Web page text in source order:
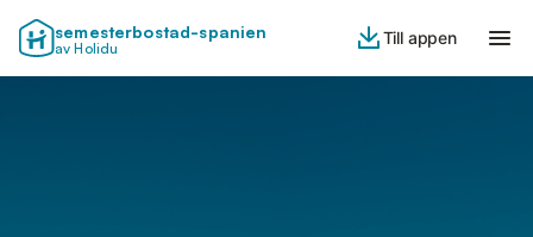
semesterbostad-spanien
av Holidu
Till appen